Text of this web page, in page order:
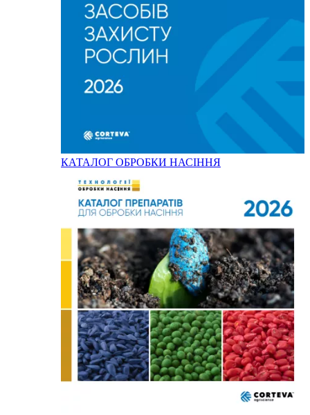
КАТАЛОГ ОБРОБКИ НАСІННЯ